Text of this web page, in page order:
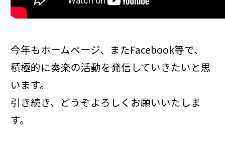
今年もホームページ、またFacebook等で、
積極的に奏楽の活動を発信していきたいと思
います。
引き続き、どうぞよろしくお願いいたしま
す。